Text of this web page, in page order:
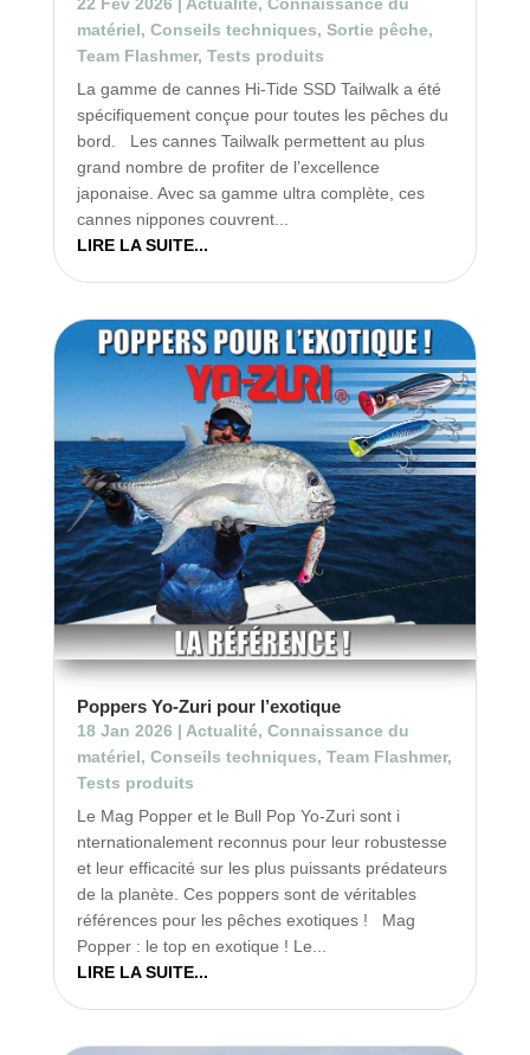
22 Fév 2026 | Actualité, Connaissance du
matériel, Conseils techniques, Sortie pêche,
Team Flashmer, Tests produits
La gamme de cannes Hi-Tide SSD Tailwalk a été
spécifiquement conçue pour toutes les pêches du
bord. Les cannes Tailwalk permettent au plus
grand nombre de profiter de l’excellence
japonaise. Avec sa gamme ultra complète, ces
cannes nippones couvrent...
LIRE LA SUITE...
Poppers Yo-Zuri pour l’exotique
18 Jan 2026 | Actualité, Connaissance du
matériel, Conseils techniques, Team Flashmer,
Tests produits
Le Mag Popper et le Bull Pop Yo-Zuri sont i
nternationalement reconnus pour leur robustesse
et leur efficacité sur les plus puissants prédateurs
de la planète. Ces poppers sont de véritables
références pour les pêches exotiques ! Mag
Popper : le top en exotique ! Le...
LIRE LA SUITE...